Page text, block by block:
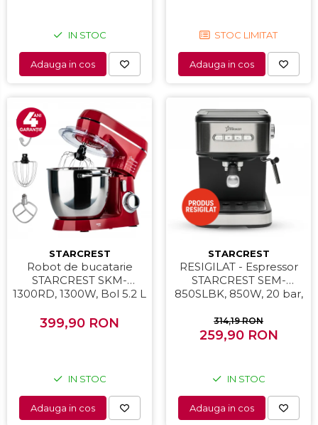
IN STOC
Adauga in cos
STOC LIMITAT
Adauga in cos
STARCREST
Robot de bucatarie
STARCREST SKM-
1300RD, 1300W, Bol 5.2 L
Viteze + Pulse, Angrenaje
metalice, Rosu
399,90 RON
IN STOC
Adauga in cos
STARCREST
RESIGILAT - Espressor
STARCREST SEM-
850SLBK, 850W, 20 bar,
dispozitiv spumare, filtru
dublu din inox,
314,19 RON
259,90 RON
IN STOC
Adauga in cos